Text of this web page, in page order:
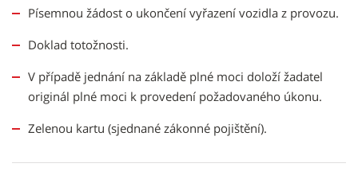
Písemnou žádost o ukončení vyřazení vozidla z provozu.
Doklad totožnosti.
V případě jednání na základě plné moci doloží žadatel
originál plné moci k provedení požadovaného úkonu.
Zelenou kartu (sjednané zákonné pojištění).